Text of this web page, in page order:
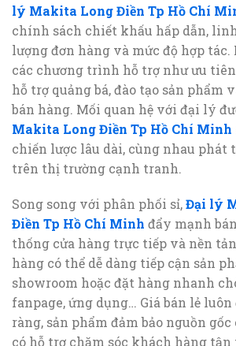
lý Makita Long Điền Tp Hồ Chí
chính sách chiết khấu hấp dẫn,
lượng đơn hàng và mức độ hợp tác.
các chương trình hỗ trợ như ưu
hỗ trợ quảng bá, đào tạo sản phẩm
bán hàng. Mối quan hệ với đại lý
Makita Long Điền Tp Hồ Chí Minh
chiến lược lâu dài, cùng nhau phát
trên thị trường cạnh tranh.
Song song với phân phối sỉ,Đại lý
Điền Tp Hồ Chí Minh đẩy mạnh
thống cửa hàng trực tiếp và nền
hàng có thể dễ dàng tiếp cận sản
showroom hoặc đặt hàng nhanh
fanpage, ứng dụng… Giá bán lẻ
ràng, sản phẩm đảm bảo nguồn
có hỗ trợ chăm sóc khách hàng